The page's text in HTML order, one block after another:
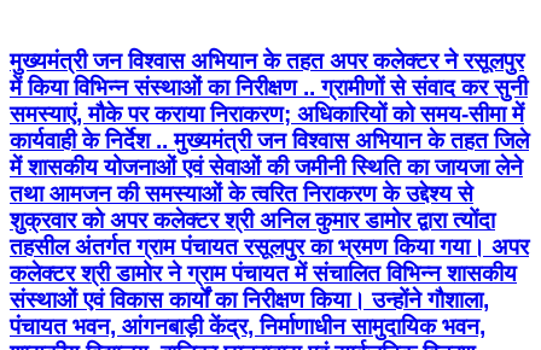
मुख्यमंत्री जन विश्वास अभियान के तहत अपर कलेक्टर ने रसूलपुर
में किया विभिन्न संस्थाओं का निरीक्षण .. ग्रामीणों से संवाद कर सुनी
समस्याएं, मौके पर कराया निराकरण; अधिकारियों को समय-सीमा में
कार्यवाही के निर्देश .. मुख्यमंत्री जन विश्वास अभियान के तहत जिले
में शासकीय योजनाओं एवं सेवाओं की जमीनी स्थिति का जायजा लेने
तथा आमजन की समस्याओं के त्वरित निराकरण के उद्देश्य से
शुक्रवार को अपर कलेक्टर श्री अनिल कुमार डामोर द्वारा त्योंदा
तहसील अंतर्गत ग्राम पंचायत रसूलपुर का भ्रमण किया गया। अपर
कलेक्टर श्री डामोर ने ग्राम पंचायत में संचालित विभिन्न शासकीय
संस्थाओं एवं विकास कार्यों का निरीक्षण किया। उन्होंने गौशाला,
पंचायत भवन, आंगनबाड़ी केंद्र, निर्माणाधीन सामुदायिक भवन,